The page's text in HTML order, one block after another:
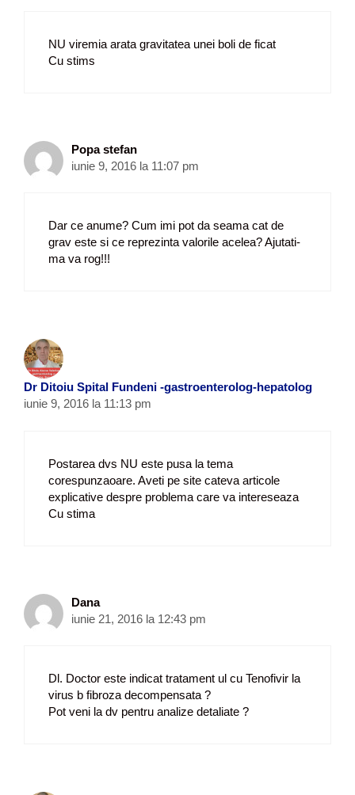
NU viremia arata gravitatea unei boli de ficat
Cu stims
Popa stefan
iunie 9, 2016 la 11:07 pm
Dar ce anume? Cum imi pot da seama cat de
grav este si ce reprezinta valorile acelea? Ajutati-
ma va rog!!!
Dr Ditoiu Spital Fundeni -gastroenterolog-hepatolog
iunie 9, 2016 la 11:13 pm
Postarea dvs NU este pusa la tema
corespunzaoare. Aveti pe site cateva articole
explicative despre problema care va intereseaza
Cu stima
Dana
iunie 21, 2016 la 12:43 pm
Dl. Doctor este indicat tratament ul cu Tenofivir la
virus b fibroza decompensata ?
Pot veni la dv pentru analize detaliate ?